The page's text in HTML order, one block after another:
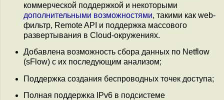
коммерческой поддержкой и некоторыми
дополнительными возможностями, такими как web-
фильтр, Remote API и поддержка массового
развертывания в Cloud-окружениях.
Добавлена возможность сбора данных по Netflow
(sFlow) с их последующим анализом;
Поддержка создания беспроводных точек доступа;
Полная поддержка IPv6 в подсистеме